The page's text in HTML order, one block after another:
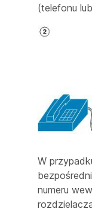
(telefonu
W
numeru